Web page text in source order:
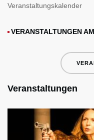
Veranstaltungskalender
VERANSTALTUNGEN
Veranstaltungen